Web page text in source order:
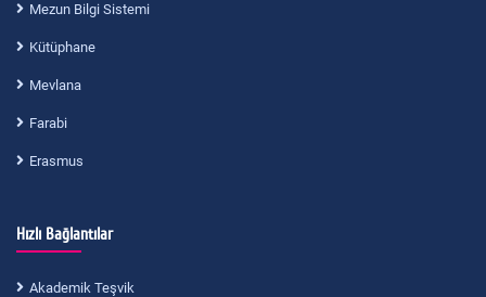
Mezun Bilgi Sistemi
Kütüphane
Mevlana
Farabi
Erasmus
Hızlı Bağlantılar
Akademik Teşvik